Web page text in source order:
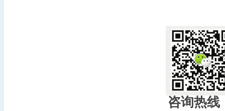
咨询热线